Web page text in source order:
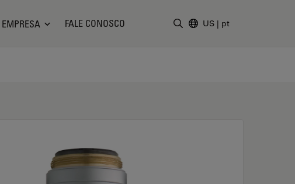
EMPRESA FALE CONOSCO US | pt